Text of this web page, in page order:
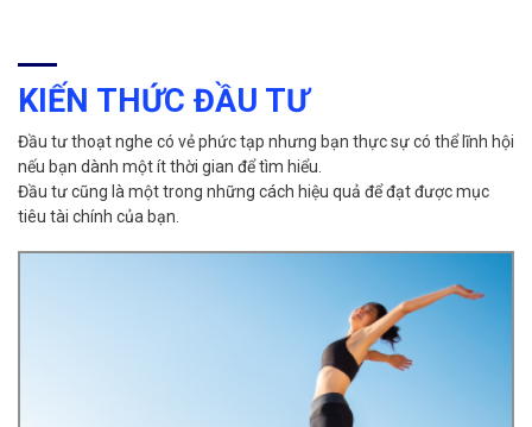
KIẾN THỨC ĐẦU TƯ
Đầu tư thoạt nghe có vẻ phức tạp nhưng bạn thực sự có thể lĩnh hội
nếu bạn dành một ít thời gian để tìm hiểu.
Đầu tư cũng là một trong những cách hiệu quả để đạt được mục
tiêu tài chính của bạn.